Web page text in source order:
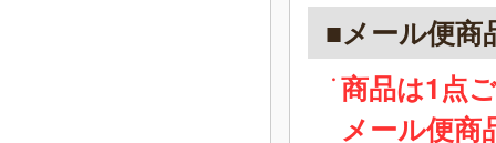
■メール便商
商品は1点
メール便商